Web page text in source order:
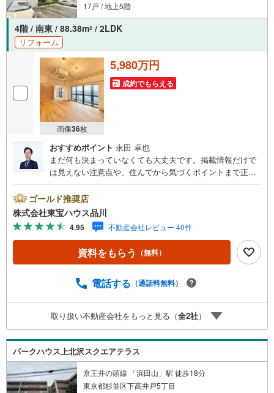
17戸 / 地上5階
4階 / 南東 / 88.38m2 / 2LDK
リフォーム
画像36枚
5,980万円
成約でもらえる
おすすめポイント 永田 卓也
まだ何も決まっていなくても大丈夫です。掲載情報だけで
は見えない注意点や、住んでから気づくポイントまで正直
とも包み隠さずお伝えし、「納得して選ぶ」ためのサポー
トを大切にしています。現地でしか分からないリアルな情
報も含めて、一緒に後悔しない住まい探しを進めていきま
しょう。まずはお気軽にご相談ください。【Yahoo！ 不動
産キャンペーン対象店舗】当店で物件を成約するとPayPay
ボーナスライトがもらえる「Yahoo！ 不動産 物件ご成約キ
予約をする」ボタンからお問い合わせください。※必ずYah
のご請求はお気軽にどうぞ♪お電話でのお問い合わせも常
時受け付けております！お気軽にお問い合わせください。
ゴールド推奨店
株式会社東宝ハウス品川
4.95 不動産会社レビュー 40件
資料をもらう （無料）
電話する （通話料無料）
取り扱い不動産会社をもっと見る（全2社）
パークハウス上北沢スクエアテラス
京王井の頭線 「浜田山」駅 徒歩18分
東京都杉並区下高井戸5丁目